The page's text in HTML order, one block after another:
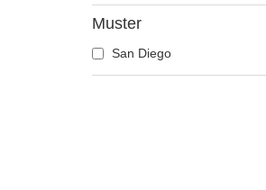
Muster
San Diego